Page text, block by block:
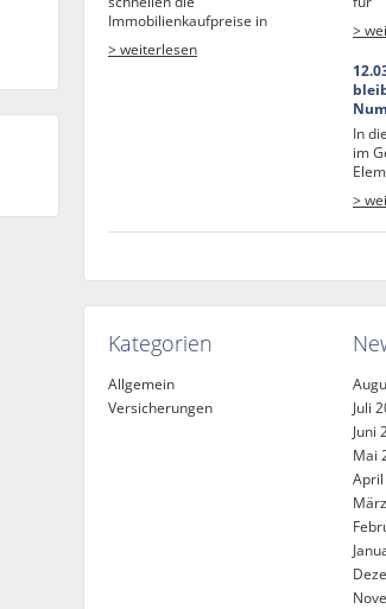
Immobilienkaufpreise in
> weiterlesen
>
In
im
>
Kategorien
Allgemein
Versicherungen
Juli
Juni
Mai